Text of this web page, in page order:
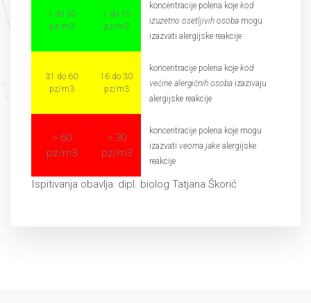
1 do 30
pz/m3
1 do 15
pz/m3
koncentracije polena koje kod
izuzetno osetljivih osoba mogu
izazvati alergijske reakcije
31 do 60
pz/m3
16 do 30
pz/m3
koncentracije polena koje kod
većine alergičnih osoba izazivaju
alergijske reakcije
> 60
pz/m3
> 30
pz/m3
koncentracije polena koje mogu
izazvati veoma jake alergijske
reakcije
Ispitivanja obavlja: dipl. biolog Tatjana Škorić